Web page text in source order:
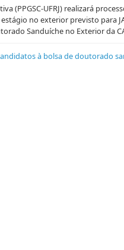
(PPGSC-UFRJ) realizará
no exterior previsto para
Sanduíche no Exterior da
à bolsa de doutorado